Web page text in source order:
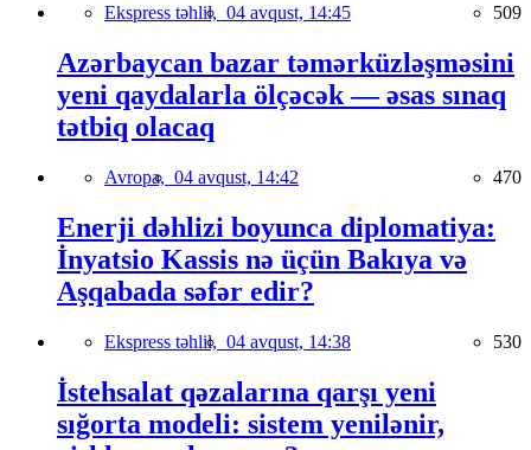
Ekspress təhlil, 04 avqust, 14:45 509
Azərbaycan bazar təmərküzləşməsini
yeni qaydalarla ölçəcək — əsas sınaq
tətbiq olacaq
Avropa, 04 avqust, 14:42 470
Enerji dəhlizi boyunca diplomatiya:
İnyatsio Kassis nə üçün Bakıya və
Aşqabada səfər edir?
Ekspress təhlil, 04 avqust, 14:38 530
İstehsalat qəzalarına qarşı yeni
sığorta modeli: sistem yenilənir,